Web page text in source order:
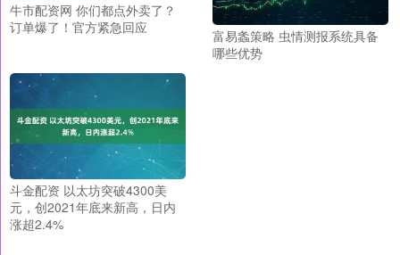
牛市配资网 你们都点外卖了？
订单爆了！官方紧急回应
富易螽策略 虫情测报系统具备
哪些优势
斗金配资 以太坊突破4300美
元，创2021年底来新高，日内
涨超2.4%